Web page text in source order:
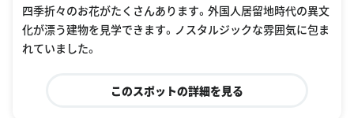
四季折々のお花がたくさんあります。外国人居留地時代の異文
化が漂う建物を見学できます。ノスタルジックな雰囲気に包ま
れていました。
このスポットの詳細を見る